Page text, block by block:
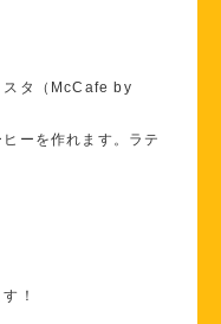
スタ（McCafe by
ーを作れます。ラテ
！